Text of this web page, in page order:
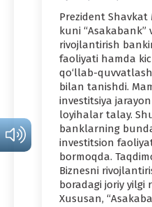
Prezident Shavkat
kuni “Asakabank”
rivojlantirish
faoliyati hamda
qo‘llab-
bilan tanishdi.
investitsiya
loyihalar talay.
banklarning
investitsion
bormoqda.
Biznesni
boradagi joriy yilgi
Xususan,